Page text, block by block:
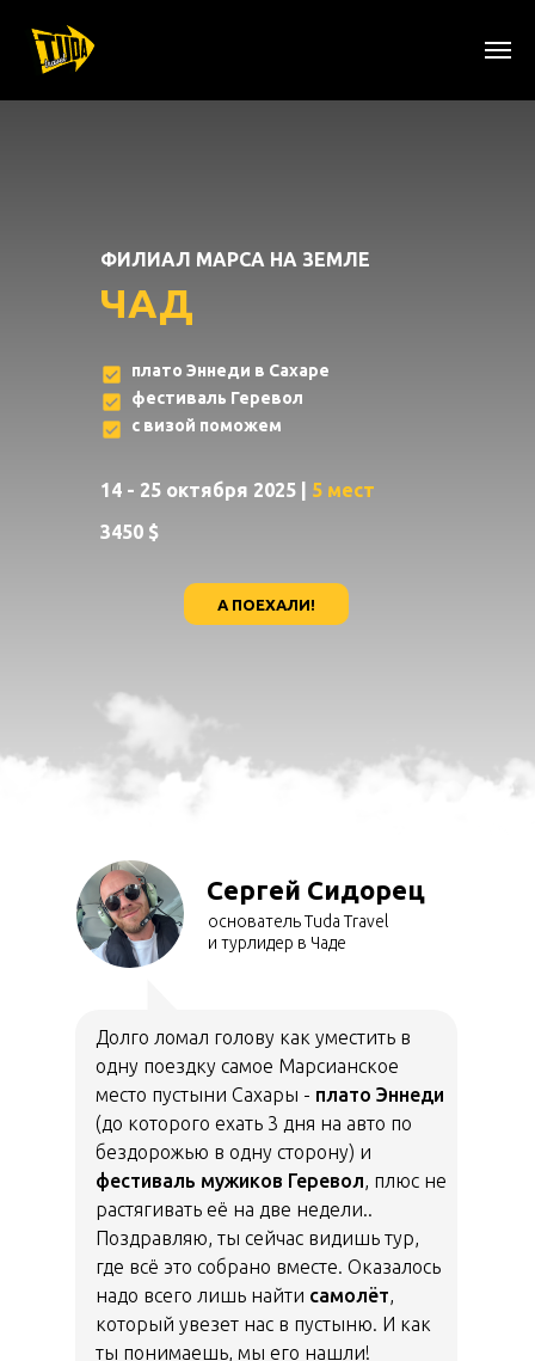
ЧАД
ФИЛИАЛ МАРСА НА ЗЕМЛЕ
14 - 25 октября 2025 | 5 мест
А ПОЕХАЛИ!
3450 $
плато Эннеди в Сахаре
фестиваль Геревол
с визой поможем
Сергей Сидорец
основатель Tuda Travel
и турлидер в Чаде
Долго ломал голову как уместить в
одну поездку самое Марсианское
место пустыни Сахары - плато Эннеди
(до которого ехать 3 дня на авто по
бездорожью в одну сторону) и
фестиваль мужиков Геревол, плюс не
растягивать её на две недели..
Поздравляю, ты сейчас видишь тур,
где всё это собрано вместе. Оказалось
надо всего лишь найти самолёт,
который увезет нас в пустыню. И как
ты понимаешь, мы его нашли!